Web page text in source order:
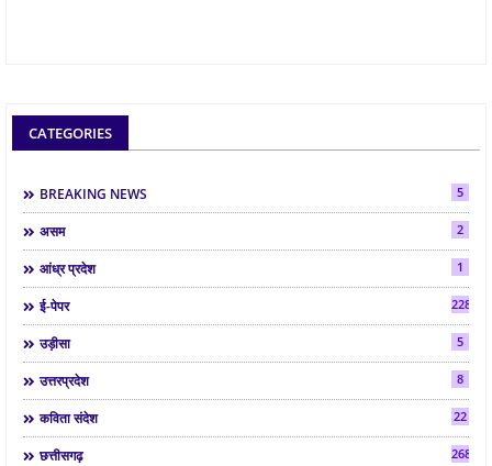
CATEGORIES
BREAKING NEWS 5
असम 2
आंध्र प्रदेश 1
ई-पेपर 2286
उड़ीसा 5
उत्तरप्रदेश 8
कविता संदेश 22
छत्तीसगढ़ 268